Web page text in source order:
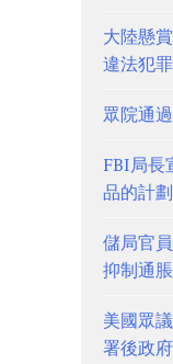
大陸懸
違法犯
眾院通
FBI局長
品的計劃
儲局官
抑制通脹
美國眾
署後政